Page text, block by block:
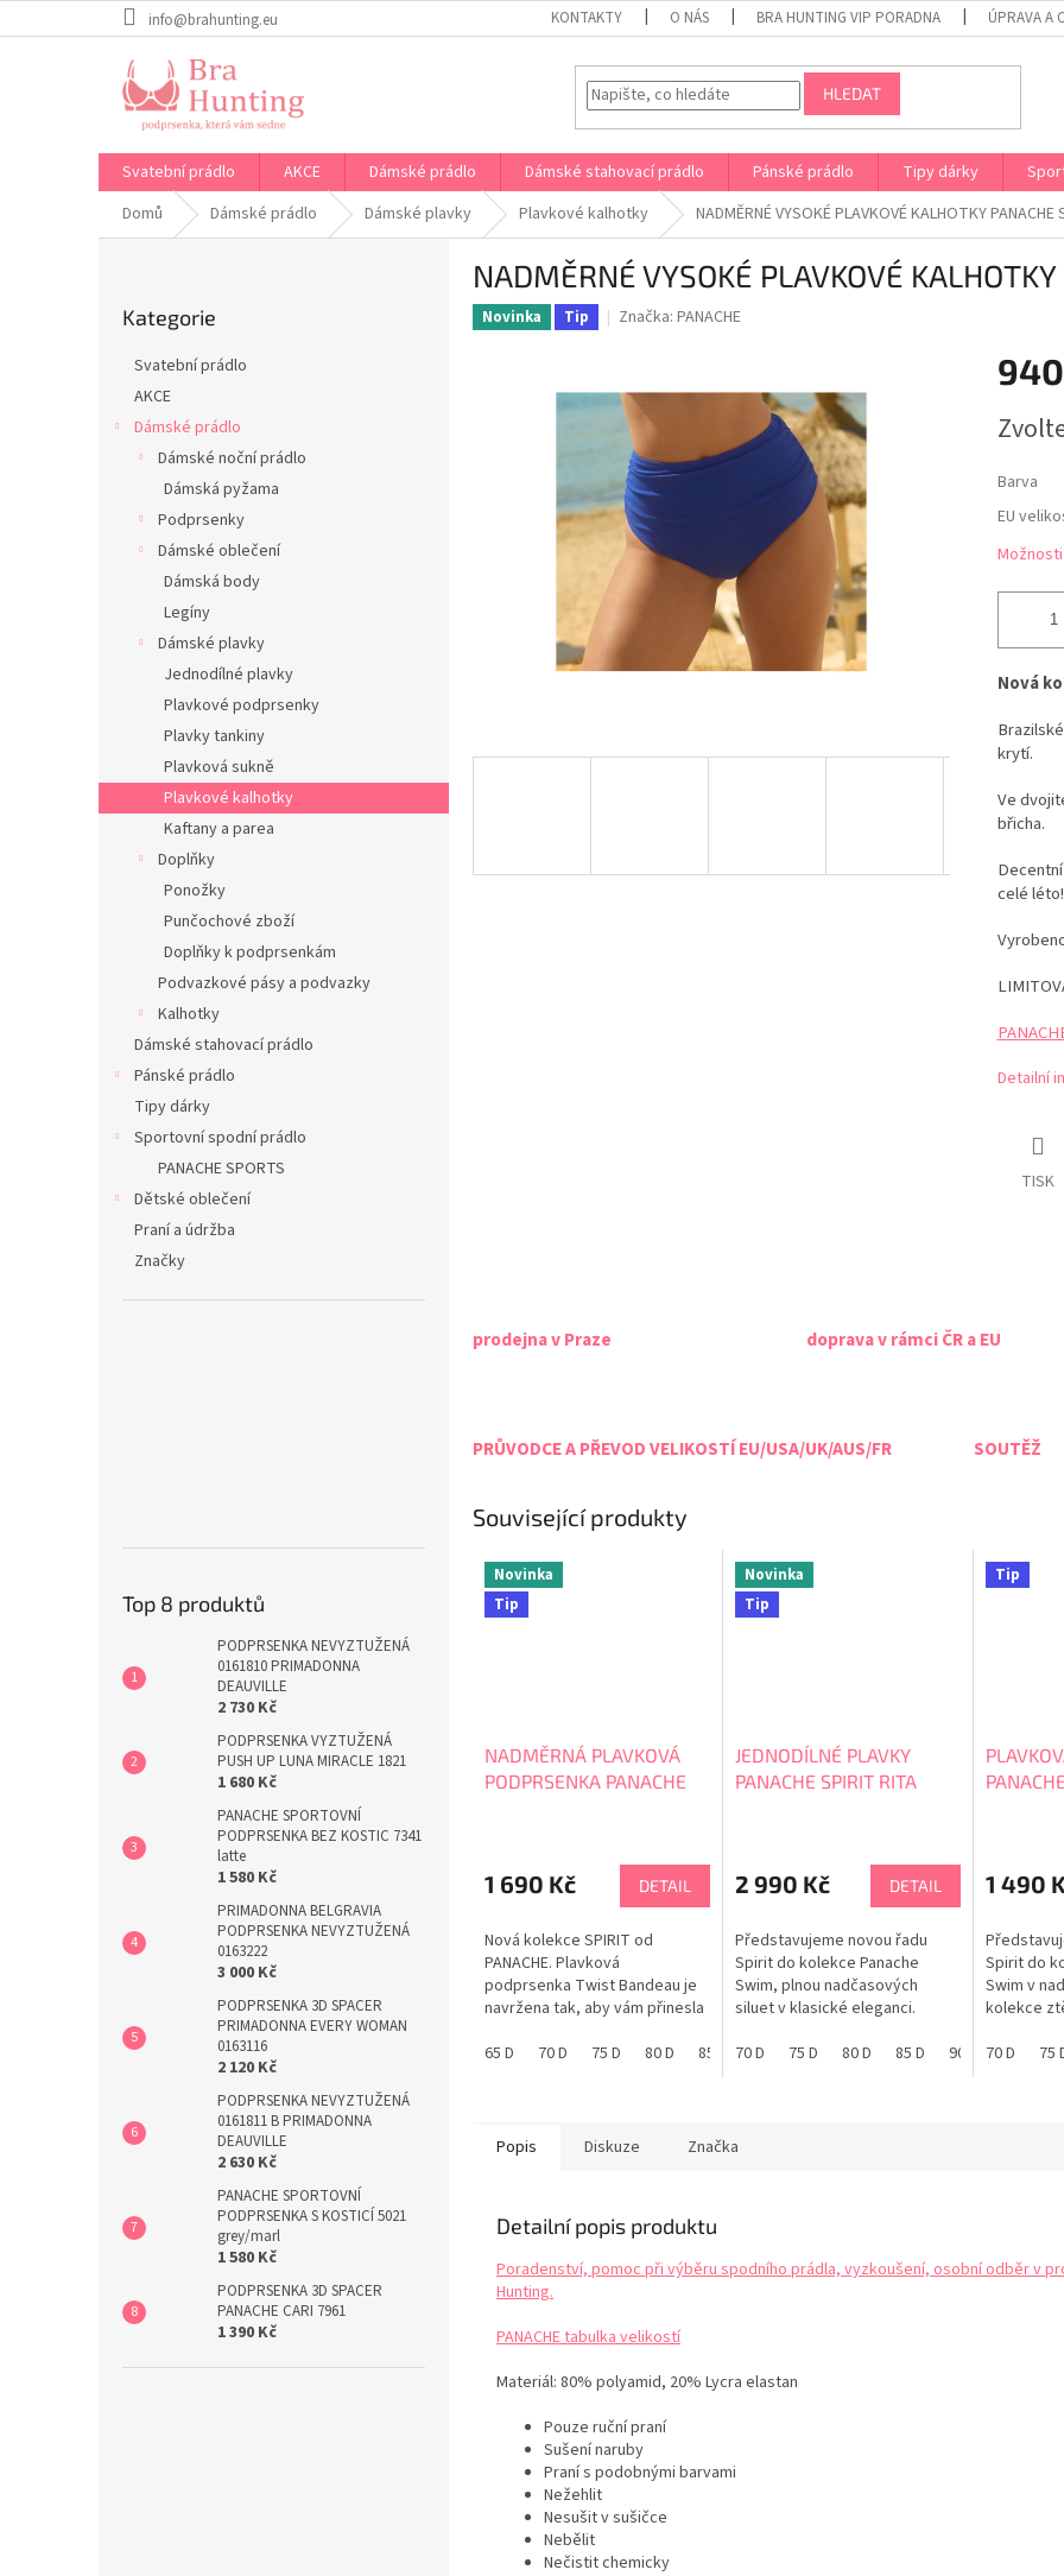
na
info@brahunting.eu KONTAKTY O NÁS BRA HUNTING VIP PORADNA ÚPRAVA A
HLEDAT
Svatební prádlo AKCE Dámské prádlo Dámské stahovací prádlo Pánské prádlo Tipy dárky
Domů
Dámské prádlo Dámské plavky Plavkové kalhotky NADMĚRNÉ VYSOKÉ PLAVKOVÉ KALHOTKY
kategorie
Kategorie
Svatební prádlo
AKCE
Dámské prádlo
Dámské noční prádlo
Dámská pyžama
Podprsenky
Dámské oblečení
Dámská body
Legíny
Dámské plavky
Jednodílné plavky
Plavkové podprsenky
Plavky tankiny
Plavková sukně
Plavkové kalhotky
Kaftany a parea
Doplňky
Ponožky
Punčochové zboží
Doplňky k podprsenkám
Podvazkové pásy a podvazky
Kalhotky
Dámské stahovací prádlo
Pánské prádlo
Tipy dárky
Sportovní spodní prádlo
PANACHE SPORTS
Dětské oblečení
Praní a údržba
Značky
Top 8 produktů
PODPRSENKA NEVYZTUŽENÁ
0161810 PRIMADONNA
DEAUVILLE
2 730 Kč
PODPRSENKA VYZTUŽENÁ
PUSH UP LUNA MIRACLE 1821
1 680 Kč
PANACHE SPORTOVNÍ
PODPRSENKA BEZ KOSTIC 7341
latte
1 580 Kč
PRIMADONNA BELGRAVIA
PODPRSENKA NEVYZTUŽENÁ
0163222
3 000 Kč
PODPRSENKA 3D SPACER
PRIMADONNA EVERY WOMAN
0163116
2 120 Kč
PODPRSENKA NEVYZTUŽENÁ
0161811 B PRIMADONNA
DEAUVILLE
2 630 Kč
PANACHE SPORTOVNÍ
PODPRSENKA S KOSTICÍ 5021
grey/marl
1 580 Kč
PODPRSENKA 3D SPACER
PANACHE CARI 7961
1 390 Kč
NADMĚRNÉ VYSOKÉ PLAVKOVÉ
Novinka Tip Značka: PANACHE
cena:
Barva
EU
Nová
krytí.
Ve
břicha.
celé léto!
Detailní
TISK
prodejna v Praze doprava v rámci ČR a EU
PRŮVODCE A PŘEVOD VELIKOSTÍ EU/USA/UK/AUS/FR SOUTĚŽ
Související produkty
Novinka
Tip
NADMĚRNÁ PLAVKOVÁ
PODPRSENKA PANACHE
1 690 Kč DETAIL
Nová kolekce SPIRIT od
PANACHE. Plavková
podprsenka Twist Bandeau je
navržena tak, aby vám přinesla
vody. Je vyrobena pro
spoléháte a to i bez ramínek.
65 D 70 D 75 D 80 D 85 D 65 E 70 E 75 E 80 E 85 E 65 F
Novinka
Tip
JEDNODÍLNÉ PLAVKY
PANACHE SPIRIT RITA
2 990 Kč DETAIL
Představujeme novou řadu
Spirit do kolekce Panache
Swim, plnou nadčasových
siluet v klasické eleganci.
hlubokým výstřihem, který
designu hravé kouzlo.
70 D 75 D 80 D 85 D 90 D 65 E
Tip
1 490
Spirit do
Swim v
kolekce
Plunge se
70 D 75
Popis Diskuze Značka
Detailní popis produktu
Poradenství, pomoc při výběru spodního prádla, vyzkoušení, osobní odběr v
Hunting.
PANACHE tabulka velikostí
Materiál: 80% polyamid, 20% Lycra elastan
Pouze ruční praní
Sušení naruby
Praní s podobnými barvami
Nežehlit
Nesušit v sušičce
Nebělit
Nečistit chemicky